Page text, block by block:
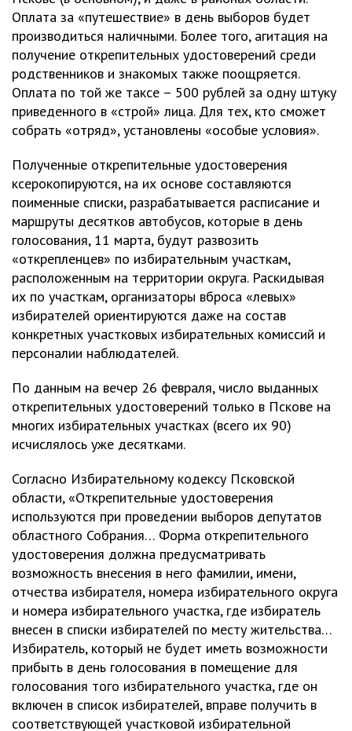
Оплата за «путешествие» в день выборов будет
производиться наличными. Более того, агитация на
получение открепительных удостоверений среди
родственников и знакомых также поощряется.
Оплата по той же таксе – 500 рублей за одну штуку
приведенного в «строй» лица. Для тех, кто сможет
собрать «отряд», установлены «особые условия».
Полученные открепительные удостоверения
ксерокопируются, на их основе составляются
поименные списки, разрабатывается расписание и
маршруты десятков автобусов, которые в день
голосования, 11 марта, будут развозить
«открепленцев» по избирательным участкам,
расположенным на территории округа. Раскидывая
их по участкам, организаторы вброса «левых»
избирателей ориентируются даже на состав
конкретных участковых избирательных комиссий и
персоналии наблюдателей.
По данным на вечер 26 февраля, число выданных
открепительных удостоверений только в Пскове на
многих избирательных участках (всего их 90)
исчислялось уже десятками.
Согласно Избирательному кодексу Псковской
области, «Открепительные удостоверения
используются при проведении выборов депутатов
областного Собрания… Форма открепительного
удостоверения должна предусматривать
возможность внесения в него фамилии, имени,
отчества избирателя, номера избирательного округа
и номера избирательного участка, где избиратель
внесен в списки избирателей по месту жительства…
Избиратель, который не будет иметь возможности
прибыть в день голосования в помещение для
голосования того избирательного участка, где он
включен в список избирателей, вправе получить в
соответствующей участковой избирательной